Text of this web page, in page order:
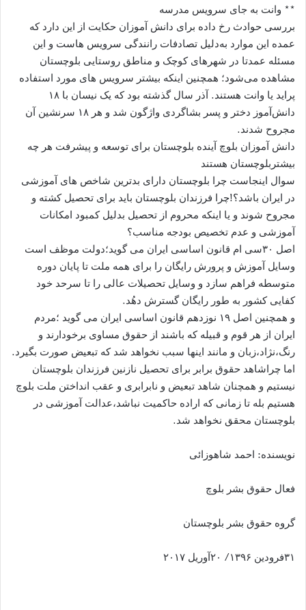
** وانت به‌ جای سرویس مدرسه
بررسی حوادث رخ ‌داده برای دانش ‌‌آموزان حکایت از این دارد که
عمده این موارد به‌دلیل تصادفات رانندگی سرویس‌ هاست و این
مسئله عمدتا در شهرهای کوچک و مناطق روستایی بلوچستان
مشاهده می‌شود؛ همچنین اینکه بیشتر سرویس ‌های مورد استفاده
پراید یا وانت هستند. آذر سال گذشته بود که یک نیسان با ۱۸
دانش‌آموز دختر و پسر بشاگردی واژگون شد و هر ۱۸ سرنشین آن
مجروح شدند.
دانش آموزان بلوچ آینده بلوچستان برای توسعه و پیشرفت هر چه
بیشتربلوچستان هستند
سوال اینجاست چرا بلوچستان دارای بدترین شاخص های آموزشی
در ایران باشد؟!چرا فرزندان بلوچستان باید برای تحصیل کشته و
مجروح شوند و یا اینکه محروم از تحصیل بدلیل کمبود امکانات
آموزشی و عدم تخصیص بودجه مناسب؟
اصل ۳۰سی ام قانون اساسی ایران می گوید؛دولت موظف است
وسایل آموزش و پرورش رایگان را برای همه ملت تا پایان دوره
متوسطه فراهم سازد و وسایل تحصیلات عالی را تا سرحد خود
کفایی کشور به طور رایگان گسترش دهُد.
و همچنین اصل ۱۹ نوزدهم قانون اساسی ایران می گوید ؛مردم
ایران از هر قوم و قبیله که باشند از حقوق مساوی برخودارند و
رنگ،نژاد،زبان و مانند اینها سبب نخواهد شد که تبعیض صورت بگیرد.
اما چراشاهد حقوق برابر برای تحصیل نازنین فرزندان بلوچستان
نیستیم و همچنان شاهد تبعیض و نابرابری و عقب انداختن ملت بلوچ
هستیم بله تا زمانی که اراده حاکمیت نباشد،عدالت آموزشی در
بلوچستان محقق نخواهد شد.
نویسنده: احمد شاهوزائی
فعال حقوق بشر بلوچ
گروه حقوق بشر بلوچستان
۳۱فرودین ۱۳۹۶/ ۲۰آوریل ۲۰۱۷